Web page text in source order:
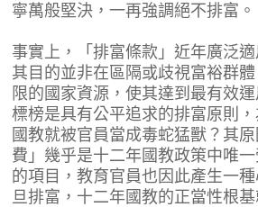
寧萬般堅決，一再強調絕不排富。
事實上，「排富條款」近年廣泛適
其目的並非在區隔或歧視富裕群
限的國家資源，使其達到最有效
標榜是具有公平追求的排富原則
國教就被官員當成毒蛇猛獸？其
費」幾乎是十二年國教政策中唯
的項目，教育官員也因此產生一
旦排富，十二年國教的正當性根基